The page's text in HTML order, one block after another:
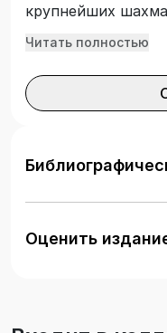
крупнейших
в матчах за
книги в том, что
пользуясь доской
Читать полностью
Оценить